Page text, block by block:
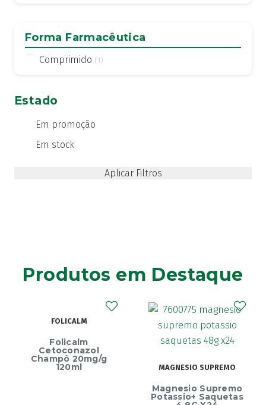
Forma Farmacêutica
Comprimido (1)
Estado
Em promoção
Em stock
Produtos em Destaque
FOLICALM
Folicalm
Cetoconazol
Champô 20mg/g
120ml MAGNESIO SUPREMO
Magnesio Supremo
Potassio+ Saquetas